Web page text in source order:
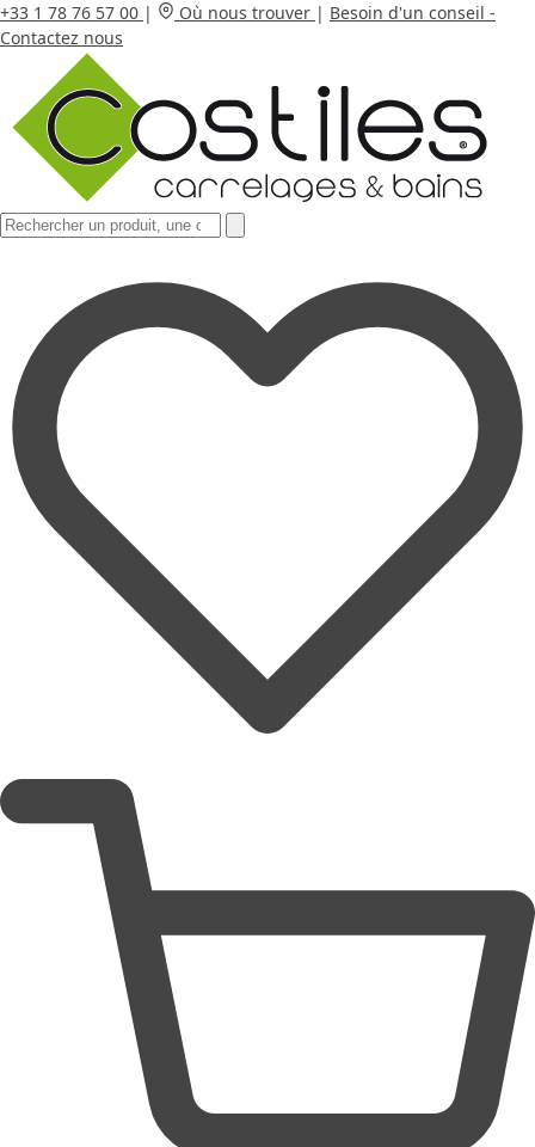
+33 1 78 76 57 00 | Où nous trouver | Besoin d'un conseil -
Contactez nous